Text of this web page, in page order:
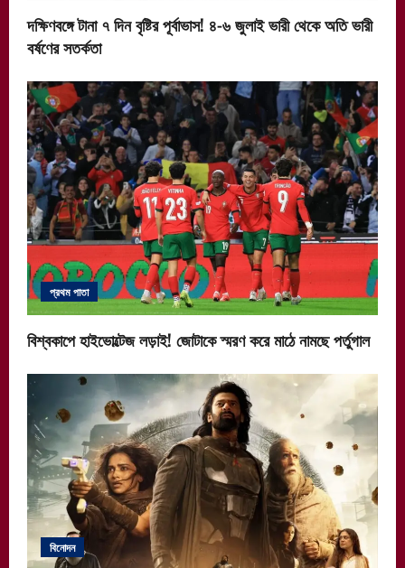
দক্ষিণবঙ্গে টানা ৭ দিন বৃষ্টির পূর্বাভাস! ৪-৬ জুলাই ভারী থেকে অতি ভারী
বর্ষণের সতর্কতা
প্রথম পাতা
বিশ্বকাপে হাইভোল্টেজ লড়াই! জোটাকে স্মরণ করে মাঠে নামছে পর্তুগাল
বিনোদন